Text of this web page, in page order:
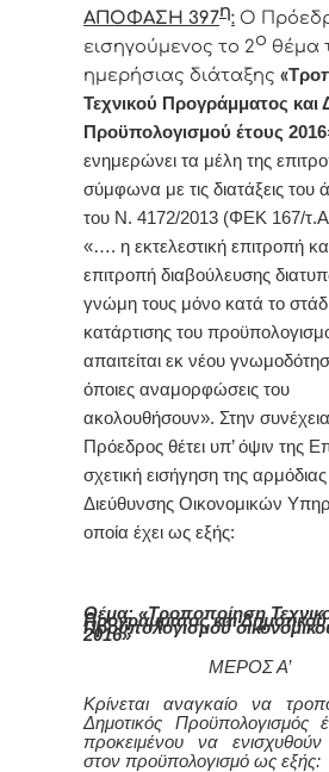
ΑΠΟΦΑΣΗ 397η: Ο
εισηγούμενος το 2ο θέμα
ημερήσιας διάταξης «
Τεχνικού Προγράμματος και
Προϋπολογισμού έτους
ενημερώνει τα μέλη της
σύμφωνα με τις διατάξεις του
του Ν. 4172/2013 (ΦΕΚ 167/
«…. η εκτελεστική επιτροπή
επιτροπή διαβούλευσης
γνώμη τους μόνο κατά το
κατάρτισης του
απαιτείται εκ νέου
όποιες αναμορφώσεις του
ακολουθήσουν». Στην
Πρόεδρος θέτει υπ’ όψιν της
σχετική εισήγηση της αρμόδιας
Διεύθυνσης Οικονομικών
οποία έχει ως εξής:
Θέμα: «Τροποποίηση
Προγράμματος και Δημοτικού
Προϋπολογισμού
2016»
ΜΕΡΟΣ Α’
Κρίνεται αναγκαίο να
Δημοτικός Προϋπολογισμός
προκειμένου να ενισχυθούν
στον προϋπολογισμό ως εξής: